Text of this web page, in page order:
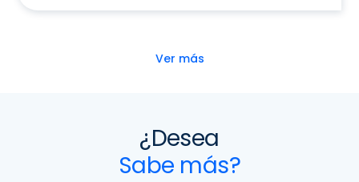
Ver más
¿Desea
Sabe más?